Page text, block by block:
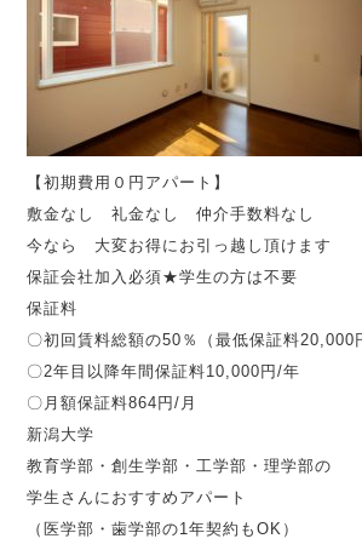
【初期費用０円アパート】
敷金なし 礼金なし 仲介手数料なし
今なら 大変お得にお引っ越し頂けます
保証会社加入必須★学生の方は不要
保証料
〇初回賃料総額の50％（最低保証料20,000
〇2年目以降年間保証料10,000円/年
〇月額保証料864円/月
新潟大学
教育学部・創生学部・工学部・理学部の
学生さんにおすすめアパート
（医学部・歯学部の1年契約もOK）